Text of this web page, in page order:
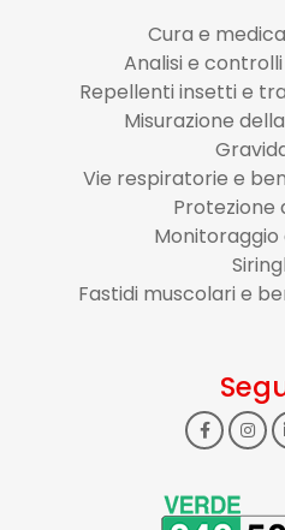
Cura e
Analisi e
Repellenti insetti e
Misurazione
Vie respiratorie e
Protezione
Fastidi muscolari e